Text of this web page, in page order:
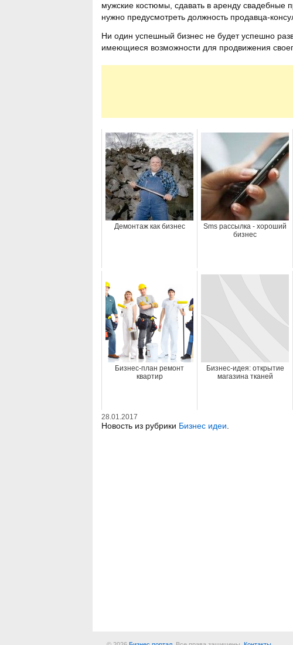
мужские костюмы, сдавать в аренду свадебные
нужно предусмотреть должность продавца-
Ни один успешный бизнес не будет успешно
имеющиеся возможности для продвижения
Демонтаж как бизнес
Sms рассылка - хороший
бизнес
Бизнес-план ремонт
квартир
Бизнес-идея: открытие
магазина тканей
28.01.2017
Новость из рубрики Бизнес идеи